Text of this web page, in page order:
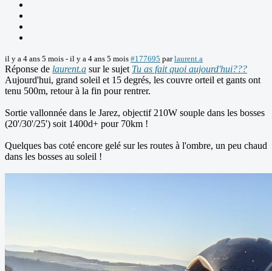
il y a 4 ans 5 mois - il y a 4 ans 5 mois #177695 parlaurent.a
Réponse de laurent.a sur le sujet Tu as fait quoi aujourd'hui???
Aujourd'hui, grand soleil et 15 degrés, les couvre orteil et gants ont
tenu 500m, retour à la fin pour rentrer.
Sortie vallonnée dans le Jarez, objectif 210W souple dans les bosses
(20'/30'/25') soit 1400d+ pour 70km !
Quelques bas coté encore gelé sur les routes à l'ombre, un peu chaud
dans les bosses au soleil !